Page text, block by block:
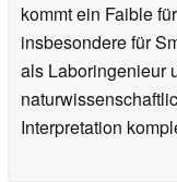
kommt ein Faible
insbesondere für
als Laboringenieur
Interpretation